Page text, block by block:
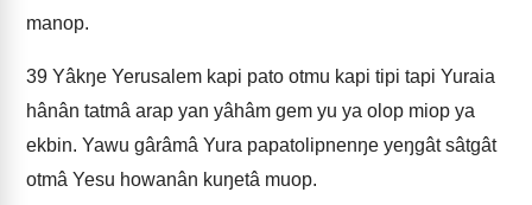
manop.
39 Yâkŋe Yerusalem kapi pato otmu kapi tipi tapi Yuraia
hânân tatmâ arap yan yâhâm gem yu ya olop miop ya
ekbin. Yawu gârâmâ Yura papatolipnenŋe yeŋgât sâtgât
otmâ Yesu howanân kuŋetâ muop.